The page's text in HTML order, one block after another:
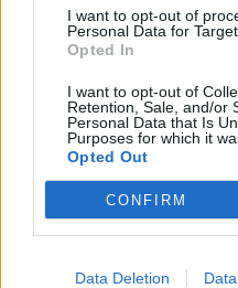
I want to opt-out of
Personal Data for
Opted In
I want to opt-out of
Retention, Sale, and/or
Personal Data that Is
Purposes for which it
Opted Out
CONFIRM
Data Deletion
2025-02-01
Esonero dal
per l'assunzione di giovani
L. 178/
inps
3.822 euro
2025-01-25
Esonero dal
per nuove assunzioni/
inps